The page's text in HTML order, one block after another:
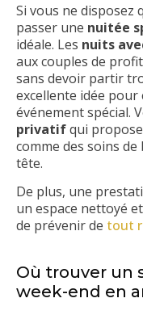
Si vous ne disposez
passer une nuitée
idéale. Les nuits
aux couples de
sans devoir partir
excellente idée
événement spécial.
privatifqui
comme des soins
tête.
De plus, une
un espace nettoyé
de prévenir de tout
Où trouver un
week-end en